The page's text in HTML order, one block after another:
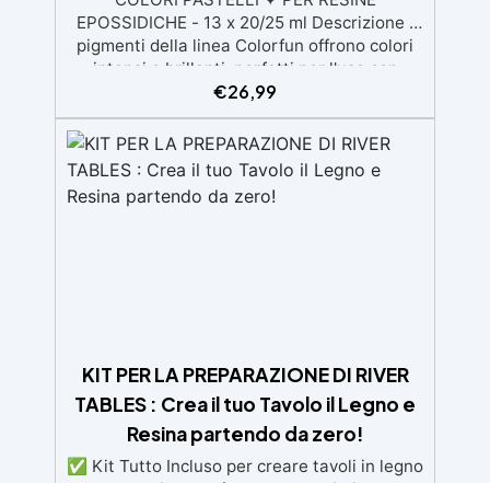
EPOSSIDICHE - 13 x 20/25 ml Descrizione I
pigmenti della linea Colorfun offrono colori
intensi e brillanti, perfetti per l'uso con
resina epossidica trasparente. La loro
elevata coprenza consente di ottenere
tonalità piene e vivaci con poche gocce.
Grazie alla loro alta concentrazione,
garantiscono un risultato coprente senza
sprechi di prodotto. Sono ideali per colorare i
Vivo Giallo Limone Istruzioni d'uso
resina fino ad ottenere la tonalità
desiderata. È possibile combinare diversi
colori per creare sfumature personalizzate.
€26,99
KIT PER LA PREPARAZIONE DI RIVER
TABLES : Crea il tuo Tavolo il Legno e
Resina partendo da zero!
✅ Kit Tutto Incluso per creare tavoli in legno